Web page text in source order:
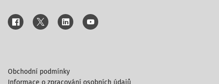
Obchodní podmínky
Informace o zpracování osobních údajů